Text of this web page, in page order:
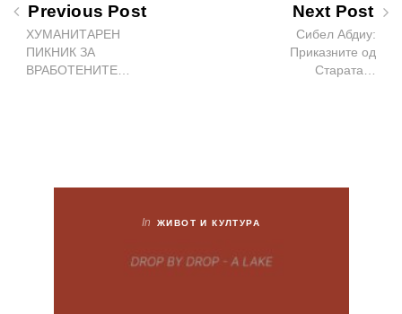
Previous Post
ХУМАНИТАРЕН
ПИКНИК ЗА
ВРАБОТЕНИТЕ…
Next Post
Сибел Абдиу:
Приказните од
Старата…
In ЖИВОТ И КУЛТУРА